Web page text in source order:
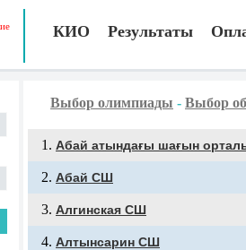
КИО Результаты
Выбор олимпиады - Выбор
Абай атындағы шағын
Абай СШ
Алгинская СШ
Алтынсарин СШ